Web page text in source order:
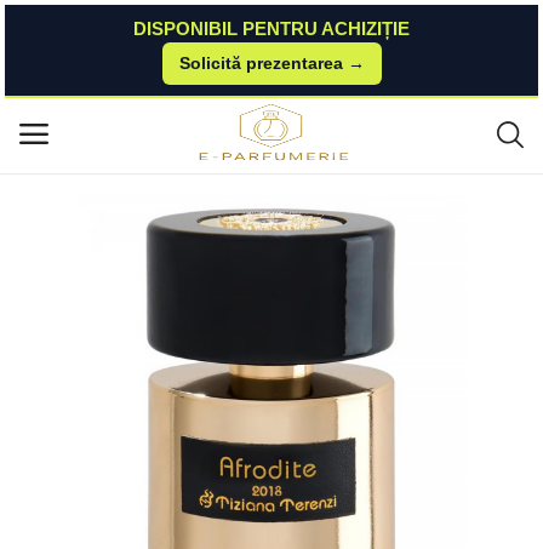
DISPONIBIL PENTRU ACHIZIȚIE
Solicită prezentarea →
Meniu principal
Parfumuri Niche Afrodite 100 ml Tiziana Terenzi